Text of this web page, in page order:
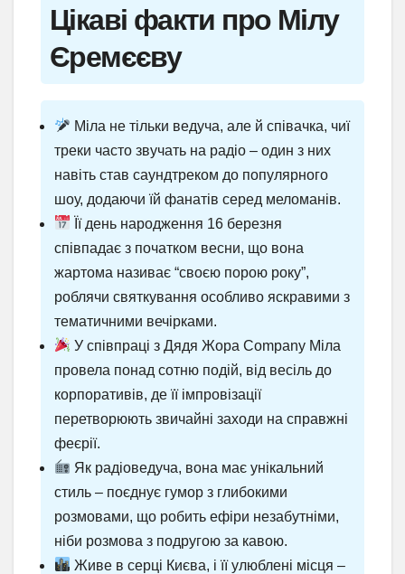
Цікаві факти про Мілу
Єремєєву
Міла не тільки ведуча, але й співачка, чиї
треки часто звучать на радіо – один з них
навіть став саундтреком до популярного
шоу, додаючи їй фанатів серед меломанів.
Її день народження 16 березня
співпадає з початком весни, що вона
жартома називає “своєю порою року”,
роблячи святкування особливо яскравими з
тематичними вечірками.
У співпраці з Дядя Жора Company Міла
провела понад сотню подій, від весіль до
корпоративів, де її імпровізації
перетворюють звичайні заходи на справжні
феєрії.
Як радіоведуча, вона має унікальний
стиль – поєднує гумор з глибокими
розмовами, що робить ефіри незабутніми,
ніби розмова з подругою за кавою.
Живе в серці Києва, і її улюблені місця –